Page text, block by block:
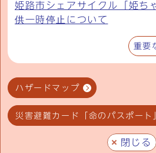
姫路市シェアサイクル「姫ち
供一時停止について
重要
ハザードマップ
災害避難カード「命のパスポート
閉じる